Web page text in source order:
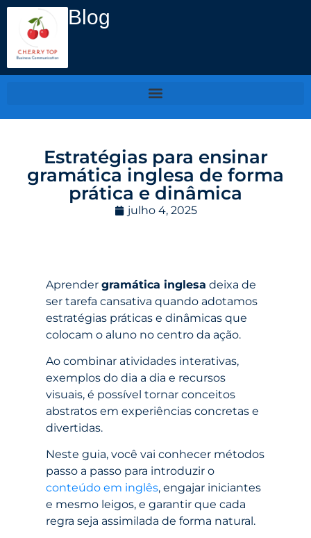
Blog
Estratégias para ensinar
gramática inglesa de forma
prática e dinâmica
julho 4, 2025
Aprender gramática inglesa deixa de
ser tarefa cansativa quando adotamos
estratégias práticas e dinâmicas que
colocam o aluno no centro da ação.
Ao combinar atividades interativas,
exemplos do dia a dia e recursos
visuais, é possível tornar conceitos
abstratos em experiências concretas e
divertidas.
Neste guia, você vai conhecer métodos
passo a passo para introduzir o
conteúdo em inglês, engajar iniciantes
e mesmo leigos, e garantir que cada
regra seja assimilada de forma natural.